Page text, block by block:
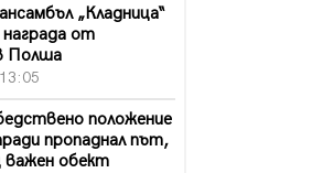
„Кладница“
от
Полша
положение
пропаднал път,
обект